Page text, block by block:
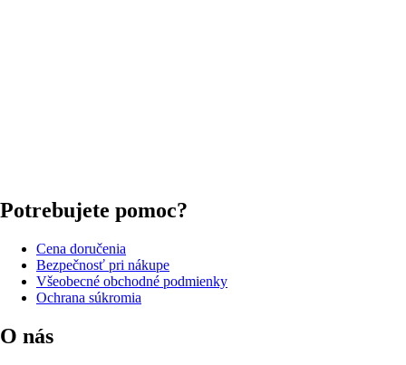
Potrebujete pomoc?
Cena doručenia
Bezpečnosť pri nákupe
Všeobecné obchodné podmienky
Ochrana súkromia
O nás